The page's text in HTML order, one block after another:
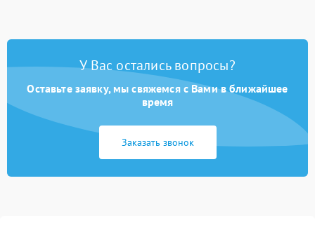
Повреждение
Поломка предохранителя 100 ₽ Подробнее →
Неисправность системы
1000 ₽
индикаторов
У Вас остались вопросы?
Оставьте заявку, мы свяжемся с Вами в ближайшее
время
Заказать звонок